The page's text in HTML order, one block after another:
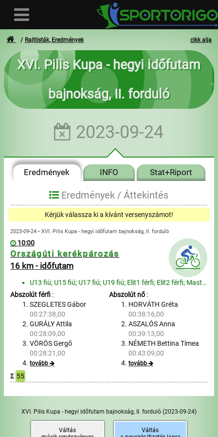
Felhasználó
Bejelentkezés
- - -
Számlák
Adatvédelem
Üzenetek
Sportolók
Sportoló keresés
Nevezés
Sportágak
Futás
Multisportok
cikk alja
Rajtlisták, Eredmények
XVI. Pilis Kupa - hegyi időfutam
bajnokság, II. forduló
2023-09-24
Eredmények INFO Stat+Riport
Eredmények / Áttekintés
Kérjük válassza ki a kívánt versenyszámot!
2023-09-24 • XVI. Pilis Kupa - hegyi időfutam bajnokság, II. forduló
10:00
Országúti kerékpározás
16 km - időfutam
U13 fiú; U15 fiú; U17 fiú; U19 fiú; Elit1 férfi; Elit2 férfi; Master férfi; Senior1 férfi; Senior2 f...
Abszolút férfi :
SZEGLETES Gábor
00:27:38,00
GURÁLY Attila
00:28:09,00
VÖRÖS Gergő
00:28:21,00
tovább
Abszolút nő:
HORVÁTH Gréta
00:38:16,00
ASZALÓS Anna
00:39:13,00
NÉMETH Bettina Tímea
00:43:09,00
tovább
Σ 55
XVI. Pilis Kupa - hegyi időfutam bajnokság, II. forduló (2023-09-24)
Váltás
Váltás